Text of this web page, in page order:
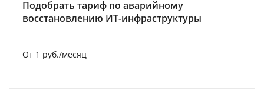
Подобрать тариф по аварийному
восстановлению ИТ-инфраструктуры
От 1 руб./месяц